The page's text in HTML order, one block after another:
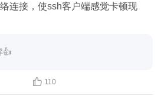
2 received, 33% packet loss,
mdev = 240.637/245.758/250.880/
连接，使ssh客户端感觉卡顿现
👍
 110